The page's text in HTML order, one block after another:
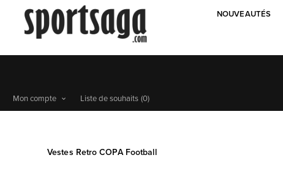
NOUVEAUTÉS
Mon compte Liste de souhaits (0)
Vestes Retro COPA Football